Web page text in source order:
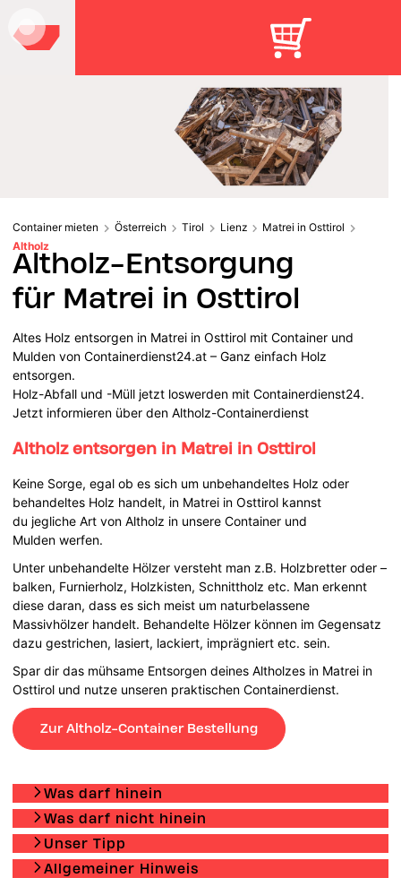
Container mieten Österreich Tirol Lienz
Matrei in Osttirol
Altholz
Altholz-Entsorgung
für Matrei in Osttirol
Altes Holz entsorgen in Matrei in Osttirol mit Container und
Mulden von Containerdienst24.at – Ganz einfach Holz
entsorgen.
Holz-Abfall und -Müll jetzt loswerden mit Containerdienst24.
Jetzt informieren über den Altholz-Containerdienst
Altholz entsorgen in Matrei in Osttirol
Keine Sorge, egal ob es sich um unbehandeltes Holz oder
behandeltes Holz handelt, in Matrei in Osttirol kannst
du jegliche Art von Altholz in unsere Container und
Mulden werfen.
Unter unbehandelte Hölzer versteht man z.B. Holzbretter oder –
balken, Furnierholz, Holzkisten, Schnittholz etc. Man erkennt
diese daran, dass es sich meist um naturbelassene
Massivhölzer handelt. Behandelte Hölzer können im Gegensatz
dazu gestrichen, lasiert, lackiert, imprägniert etc. sein.
Spar dir das mühsame Entsorgen deines Altholzes in Matrei in
Osttirol und nutze unseren praktischen Containerdienst.
Zur Altholz-Container Bestellung
Was darf hinein
Was darf nicht hinein
Unser Tipp
Allgemeiner Hinweis